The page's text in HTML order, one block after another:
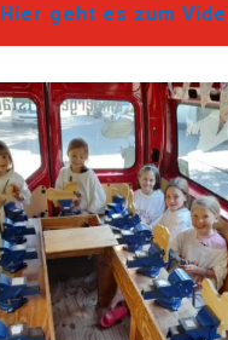
Hier geht es zum